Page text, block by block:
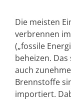
Die meisten
verbrennen
(„fossile
beheizen.
auch
Brennstoffe
importiert.